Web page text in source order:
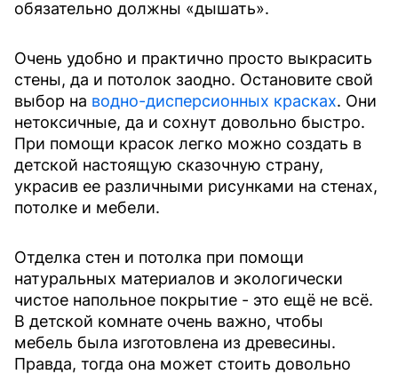
обязательно должны «дышать».
Очень удобно и практично просто выкрасить
стены, да и потолок заодно. Остановите свой
выбор на водно-дисперсионных красках. Они
нетоксичные, да и сохнут довольно быстро.
При помощи красок легко можно создать в
детской настоящую сказочную страну,
украсив ее различными рисунками на стенах,
потолке и мебели.
Отделка стен и потолка при помощи
натуральных материалов и экологически
чистое напольное покрытие - это ещё не всё.
В детской комнате очень важно, чтобы
мебель была изготовлена из древесины.
Правда, тогда она может стоить довольно